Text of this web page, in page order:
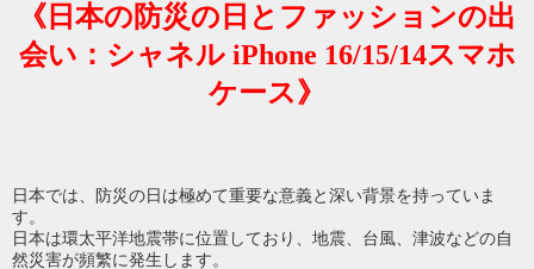
《日本の防災の日とファッションの出
会い：シャネル iPhone 16/15/14スマホ
ケース》
日本では、防災の日は極めて重要な意義と深い背景を持っていま
す。
日本は環太平洋地震帯に位置しており、地震、台風、津波などの自
然災害が頻繁に発生します。